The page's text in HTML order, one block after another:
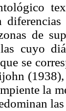
de
cuyo
se
(1938),
la